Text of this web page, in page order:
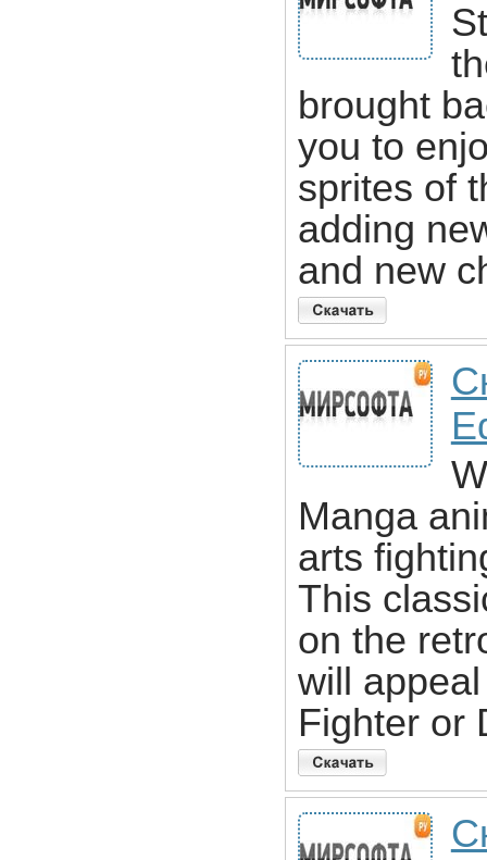
brought
you to
sprites of
adding
and new
Manga
arts
This
on the
will
Fighter or